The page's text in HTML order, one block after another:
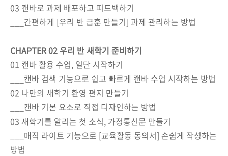
03 캔바로 과제 배포하고 피드백하기
___간편하게 [우리 반 급훈 만들기] 과제 관리하는 방법
CHAPTER 02 우리 반 새학기 준비하기
01 캔바 활용 수업, 일단 시작하기
___캔바 검색 기능으로 쉽고 빠르게 캔바 수업 시작하는 방법
02 나만의 새학기 환영 편지 만들기
___캔바 기본 요소로 직접 디자인하는 방법
03 새학기를 알리는 첫 소식, 가정통신문 만들기
___매직 라이트 기능으로 [교육활동 동의서] 손쉽게 작성하는
방법